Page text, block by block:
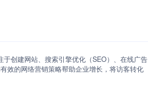
创建网站、搜索引擎优化（SEO）、在线广告
效的网络营销策略帮助企业增长，将访客转化